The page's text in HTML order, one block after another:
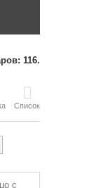
116.
Список